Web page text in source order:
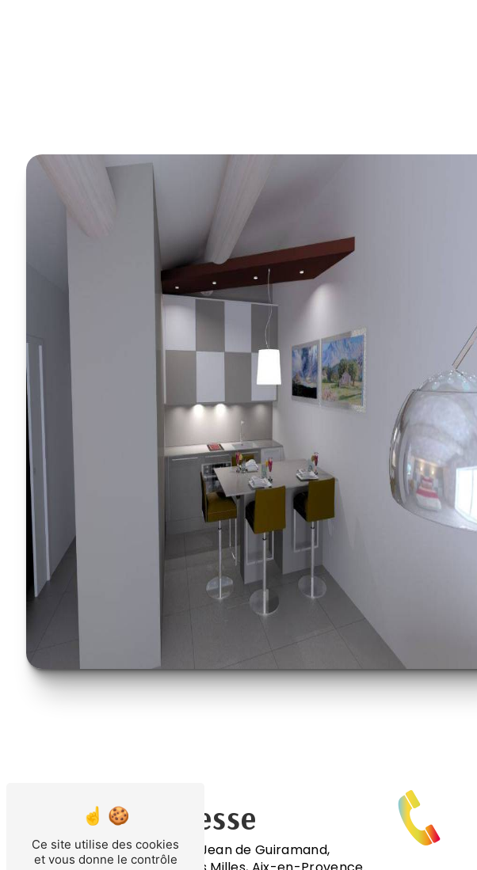
Adresse
200 rue Jean de Guiramand,
Ce site utilise des cookies
et vous donne le contrôle